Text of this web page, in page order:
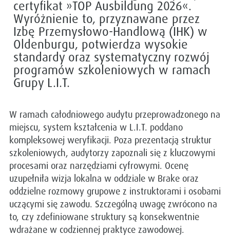
certyfikat »TOP Ausbildung 2026«.
Wyróżnienie to, przyznawane przez
Izbę Przemysłowo-Handlową (IHK) w
Oldenburgu, potwierdza wysokie
standardy oraz systematyczny rozwój
programów szkoleniowych w ramach
Grupy L.I.T.
W ramach całodniowego audytu przeprowadzonego na
miejscu, system kształcenia w L.I.T. poddano
kompleksowej weryfikacji. Poza prezentacją struktur
szkoleniowych, audytorzy zapoznali się z kluczowymi
procesami oraz narzędziami cyfrowymi. Ocenę
uzupełniła wizja lokalna w oddziale w Brake oraz
oddzielne rozmowy grupowe z instruktorami i osobami
uczącymi się zawodu. Szczególną uwagę zwrócono na
to, czy zdefiniowane struktury są konsekwentnie
wdrażane w codziennej praktyce zawodowej.